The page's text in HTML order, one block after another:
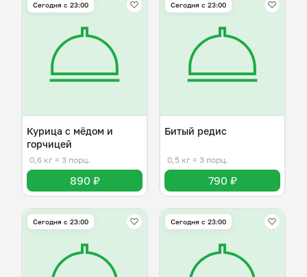
Сегодня с 23:00
Курица с мёдом и
горчицей
0,6 кг ≈ 3 порц.
890 ₽
Сегодня с 23:00
Битый редис
0,5 кг ≈ 3 порц.
790 ₽
Сегодня с 23:00 Сегодня с 23:00